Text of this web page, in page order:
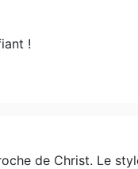
!
de Christ. Le